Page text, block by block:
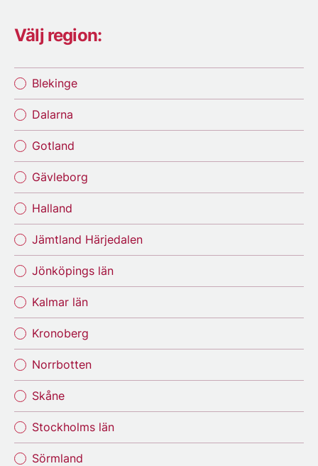
Välj region:
Blekinge
Dalarna
Gotland
Gävleborg
Halland
Jämtland Härjedalen
Jönköpings län
Kalmar län
Kronoberg
Norrbotten
Skåne
Stockholms län
Sörmland